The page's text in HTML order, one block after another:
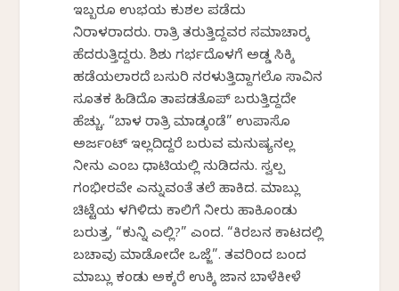
ಇಬ್ಬರೂ ಉಭಯ ಕುಶಲ ಪಡೆದು
ನಿರಾಳರಾದರು. ರಾತ್ರಿ ತರುತ್ತಿದ್ದವರ ಸಮಾಚಾರಕ್ಕೆ
ಹೆದರುತ್ತಿದ್ದರು. ಶಿಶು ಗರ್ಭದೊಳಗೆ ಅಡ್ಡ ಸಿಕ್ಕಿ
ಹಡೆಯಲಾರದೆ ಬಸುರಿ ನರಳುತ್ತಿದ್ದಾಗಲೊ ಸಾವಿನ
ಸೂತಕ ಹಿಡಿದೊ ತಾಪಡತೊಪ್ ಬರುತ್ತಿದ್ದದೇ
ಹೆಚ್ಚು. “ಬಾಳ ರಾತ್ರಿ ಮಾಡ್ಕಂಡೆ” ಉಪಾಸೊ
ಅರ್ಜಂಟ್ ಇಲ್ಲದಿದ್ದರೆ ಬರುವ ಮನುಷ್ಯನಲ್ಲ
ನೀನು ಎಂಬ ಧಾಟಿಯಲ್ಲಿ ನುಡಿದನು. ಸ್ವಲ್ಪ
ಗಂಭೀರವೇ ಎನ್ನುವಂತೆ ತಲೆ ಹಾಕಿದ. ಮಾಬ್ಲು
ಚಿಟ್ಟೆಯ ಕೆಳಗಿಳಿದು ಕಾಲಿಗೆ ನೀರು ಹಾಕಿಕೊಂಡು
ಬರುತ್ತ, “ಕುನ್ನಿ ಎಲ್ಲಿ?” ಎಂದ. “ಕಿರಬನ ಕಾಟದಲ್ಲಿ
ಬಚಾವು ಮಾಡೋದೇ ಒಜ್ಜೆ”. ತವರಿಂದ ಬಂದ
ಮಾಬ್ಲು ಕಂಡು ಅಕ್ಕರೆ ಉಕ್ಕಿ ಜಾನಕೆ ಬಾಳೆಕೀಳೆ